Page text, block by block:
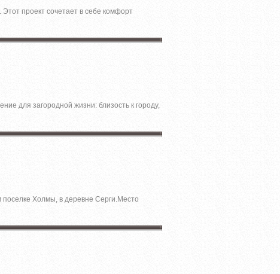
проект сочетает в себе комфорт
для загородной жизни: близость к городу,
Холмы, в деревне Серги.Место